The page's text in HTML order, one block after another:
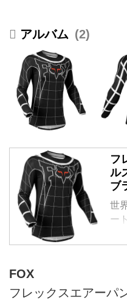
2
フ
ル
ブ
世
ー
素
FOX
フレックスエアーパ